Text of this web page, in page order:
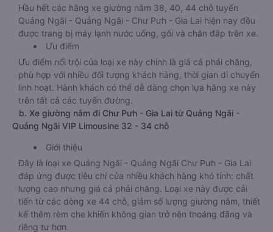
Hầu hết các hãng xe giường nằm 38, 40, 44 chỗ tuyến
Quảng Ngãi - Quảng Ngãi - Chư Pưh - Gia Lai hiện nay đều
được trang bị máy lạnh nước uống, gối và chăn đắp trên xe.
Ưu điểm
Ưu điểm nổi trội của loại xe này chính là giá cả phải chăng,
phù hợp với nhiều đối tượng khách hàng, thời gian di chuyển
linh hoạt. Hành khách có thể dễ dàng chọn lựa hãng xe này
trên tất cả các tuyến đường.
b. Xe giường nằm đi Chư Pưh - Gia Lai từ Quảng Ngãi -
Quảng Ngãi VIP Limousine 32 - 34 chỗ
Giới thiệu
Đây là loại xe Quảng Ngãi - Quảng Ngãi Chư Pưh - Gia Lai
đáp ứng được tiêu chí của nhiều khách hàng khó tính: chất
lượng cao nhưng giá cả phải chăng. Loại xe này được cải
tiến từ các dòng xe 44 chỗ, giảm số lượng giường nằm, thiết
kế thêm rèm che khiến không gian trở nên thoáng đãng và
riêng tư hơn.